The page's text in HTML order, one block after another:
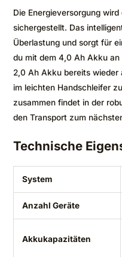
Die Energieversorgung
sichergestellt. Das
Überlastung und sorgt für
du mit dem 4,0 Ah Akku
2,0 Ah Akku bereits wieder
im leichten Handschleifer
zusammen findet in der
den Transport zum
Technische
System
Anzahl Geräte
Akkukapazitäten